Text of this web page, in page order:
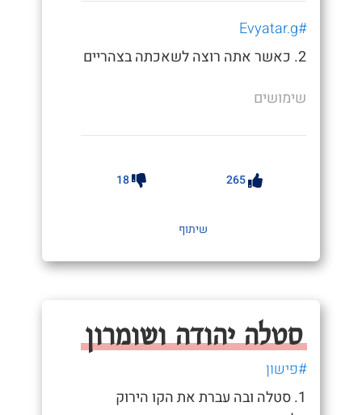
#Evyatar.g
2. כאשר אתה רוצה לשאכתה בצהריים
שימושים
265
18
שיתוף
סטלה יהודה ושומרון
#פישון
1. סטלה ובה עברת את הקו הירוק